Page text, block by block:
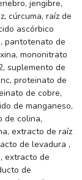
jengibre,
cúrcuma, raíz de
ascórbico
pantotenato de
mononitrato
suplemento de
proteinato de
de cobre,
de manganeso,
de colina,
extracto de raíz
de levadura ,
extracto de
de